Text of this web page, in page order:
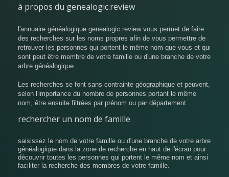
à propos du genealogic.review
l'annuaire généalogique genealogic.review vous permet de faire
des recherches sur les noms propres afin de vous permettre de
retrouver les personnes qui portent le même nom que vous et qui
sont peut être membre de votre famille ou d'une branche de votre
arbre généalogique.
Les recherches se font sans contrainte géographique et peuvent,
selon l'importance du nombre de personnes portant le même
nom, être ensuite filtrées par prénom ou par département.
rechercher un nom de famille
saisissez le nom de votre famille ou d'une branche de votre arbre
généalogique dans la zone de recherche en haut de l'écran pour
découvrir toutes les personnes qui portent le même nom et ainsi
faciliter la recherche des membres de votre famille.